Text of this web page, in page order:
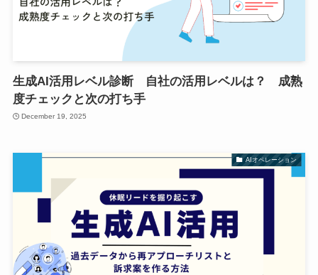
生成AI活用レベル診断 自社の活用レベルは？ 成熟
度チェックと次の打ち手
December 19, 2025
AIオペレーション